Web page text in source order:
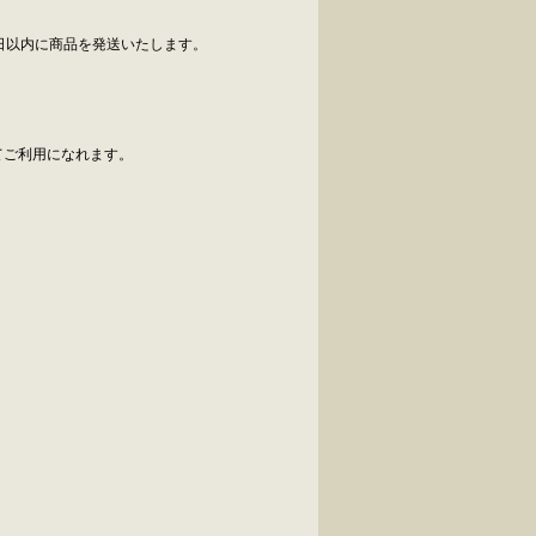
内に商品を発送いたします。
利用になれます。